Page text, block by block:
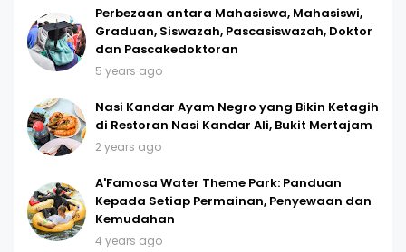
Perbezaan antara Mahasiswa, Mahasiswi,
Graduan, Siswazah, Pascasiswazah, Doktor
dan Pascakedoktoran
5 years ago
Nasi Kandar Ayam Negro yang Bikin Ketagih
di Restoran Nasi Kandar Ali, Bukit Mertajam
2 years ago
A'Famosa Water Theme Park: Panduan
Kepada Setiap Permainan, Penyewaan dan
Kemudahan
4 years ago